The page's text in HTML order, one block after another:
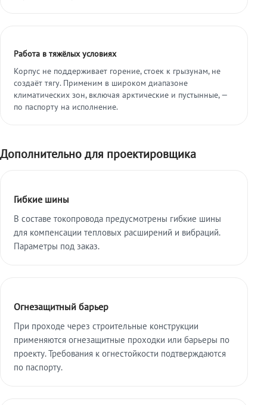
Работа в тяжёлых условиях
Корпус не поддерживает горение, стоек к грызунам, не
создаёт тягу. Применим в широком диапазоне
климатических зон, включая арктические и пустынные, —
по паспорту на исполнение.
Дополнительно для проектировщика
Гибкие шины
В составе токопровода предусмотрены гибкие шины
для компенсации тепловых расширений и вибраций.
Параметры под заказ.
Огнезащитный барьер
При проходе через строительные конструкции
применяются огнезащитные проходки или барьеры по
проекту. Требования к огнестойкости подтверждаются
по паспорту.